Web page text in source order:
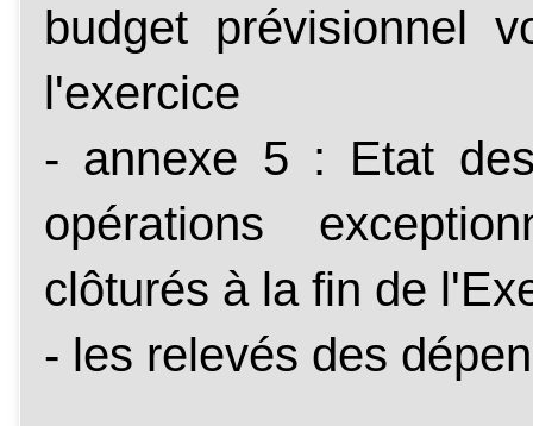
budget prévisionnel
l'exercice
- annexe 5 : Etat
opérations
clôturés à la fin de
- les relevés des